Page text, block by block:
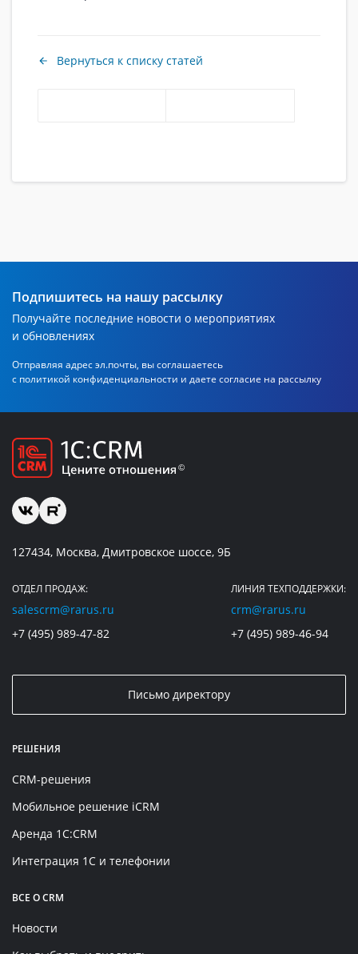
Вернуться к списку статей
Подпишитесь на нашу рассылку
Получайте последние новости о мероприятиях
и обновлениях
Отправляя адрес эл.почты, вы соглашаетесь
с политикой конфиденциальности и даете согласие на рассылку
127434, Москва, Дмитровское шоссе, 9Б
ОТДЕЛ ПРОДАЖ:
salescrm@rarus.ru
+7 (495) 989-47-82
ЛИНИЯ ТЕХПОДДЕРЖКИ:
crm@rarus.ru
+7 (495) 989-46-94
Письмо директору
РЕШЕНИЯ
CRM-решения
Мобильное решение iCRM
Аренда 1C:CRM
Интеграция 1С и телефонии
ВСЕ О CRM
Новости